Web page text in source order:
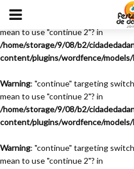
Warning
: "continue" targeting
mean to use "continue 2"? in
/home/storage/9/08/b2/
content/plugins/wordfence/
Warning: "continue" targeting
mean to use "continue 2"? in
/home/storage/9/08/b2/
content/plugins/wordfence/
Warning: "continue" targeting
mean to use "continue 2"? in